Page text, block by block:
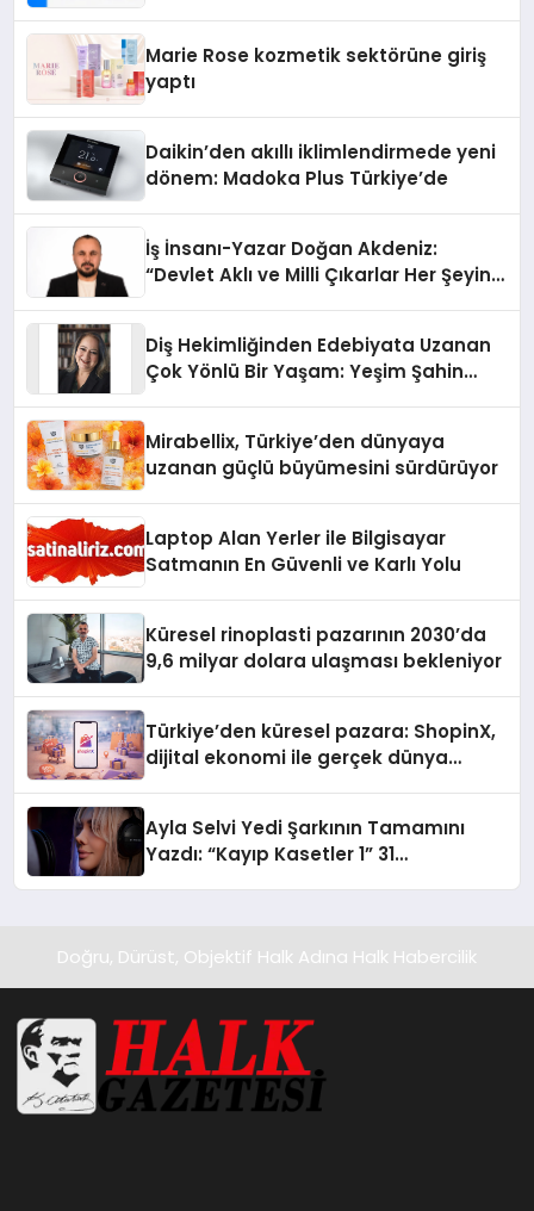
Marie Rose kozmetik sektörüne giriş
yaptı
Daikin’den akıllı iklimlendirmede yeni
dönem: Madoka Plus Türkiye’de
İş İnsanı-Yazar Doğan Akdeniz:
“Devlet Aklı ve Milli Çıkarlar Her Şeyin
Diş Hekimliğinden Edebiyata Uzanan
Çok Yönlü Bir Yaşam: Yeşim Şahin
Mirabellix, Türkiye’den dünyaya
uzanan güçlü büyümesini sürdürüyor
Laptop Alan Yerler ile Bilgisayar
Satmanın En Güvenli ve Karlı Yolu
Küresel rinoplasti pazarının 2030’da
9,6 milyar dolara ulaşması bekleniyor
Türkiye’den küresel pazara: ShopinX,
dijital ekonomi ile gerçek dünya
Ayla Selvi Yedi Şarkının Tamamını
Yazdı: “Kayıp Kasetler 1” 31
Doğru, Dürüst, Objektif Halk Adına Halk Habercilik